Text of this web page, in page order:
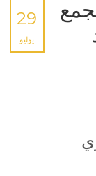
29
يوليو